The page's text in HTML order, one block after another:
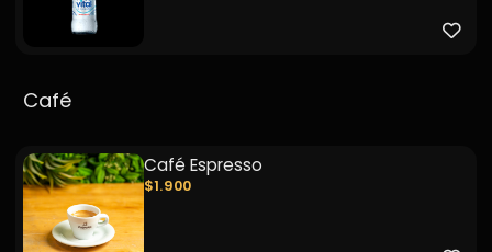
Café
Café Espresso
$1.900